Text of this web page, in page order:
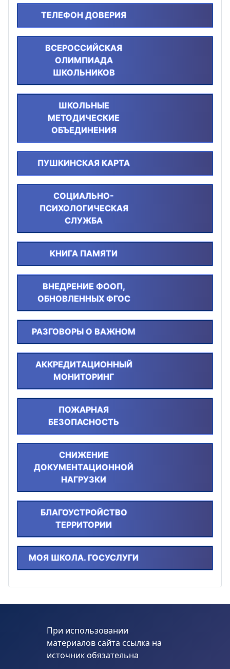
ТЕЛЕФОН ДОВЕРИЯ
ВСЕРОССИЙСКАЯ
ОЛИМПИАДА
ШКОЛЬНИКОВ
ШКОЛЬНЫЕ
МЕТОДИЧЕСКИЕ
ОБЪЕДИНЕНИЯ
ПУШКИНСКАЯ КАРТА
СОЦИАЛЬНО-
ПСИХОЛОГИЧЕСКАЯ
СЛУЖБА
КНИГА ПАМЯТИ
ВНЕДРЕНИЕ ФООП,
ОБНОВЛЕННЫХ ФГОС
РАЗГОВОРЫ О ВАЖНОМ
АККРЕДИТАЦИОННЫЙ
МОНИТОРИНГ
ПОЖАРНАЯ
БЕЗОПАСНОСТЬ
СНИЖЕНИЕ
ДОКУМЕНТАЦИОННОЙ
НАГРУЗКИ
БЛАГОУСТРОЙСТВО
ТЕРРИТОРИИ
МОЯ ШКОЛА. ГОСУСЛУГИ
При использовании
материалов сайта ссылка на
источник обязательна